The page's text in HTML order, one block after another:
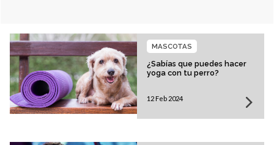
¿Sabías que puedes hacer
yoga con tu perro?
MASCOTAS
12 Feb 2024